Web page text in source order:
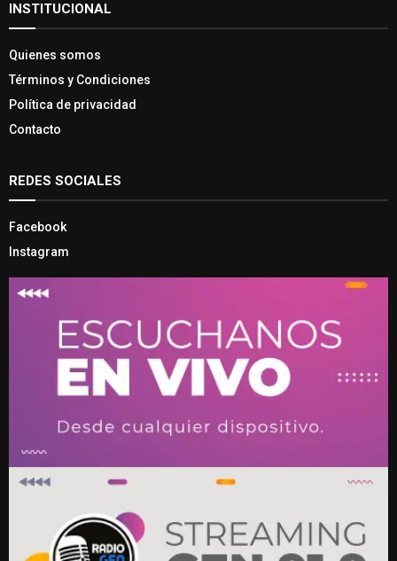
INSTITUCIONAL
Quienes somos
Términos y Condiciones
Política de privacidad
Contacto
REDES SOCIALES
Facebook
Instagram